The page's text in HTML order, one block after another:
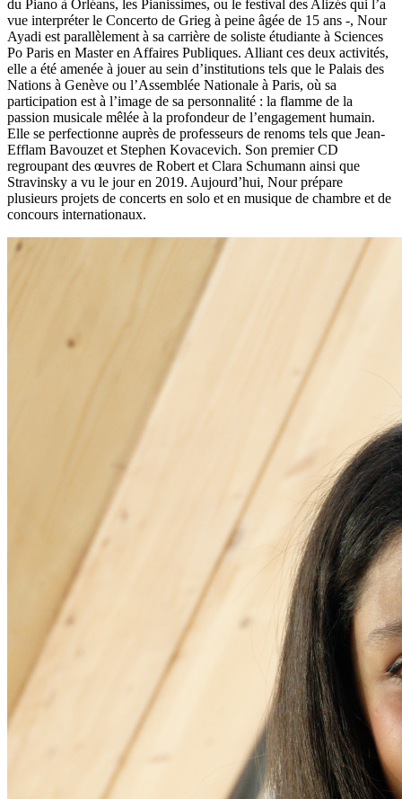
du Piano à Orléans, les Pianissimes, ou le festival des Alizés qui l’a
vue interpréter le Concerto de Grieg à peine âgée de 15 ans -, Nour
Ayadi est parallèlement à sa carrière de soliste étudiante à Sciences
Po Paris en Master en Affaires Publiques. Alliant ces deux activités,
elle a été amenée à jouer au sein d’institutions tels que le Palais des
Nations à Genève ou l’Assemblée Nationale à Paris, où sa
participation est à l’image de sa personnalité : la flamme de la
passion musicale mêlée à la profondeur de l’engagement humain.
Elle se perfectionne auprès de professeurs de renoms tels que Jean-
Efflam Bavouzet et Stephen Kovacevich. Son premier CD
regroupant des œuvres de Robert et Clara Schumann ainsi que
Stravinsky a vu le jour en 2019. Aujourd’hui, Nour prépare
plusieurs projets de concerts en solo et en musique de chambre et de
concours internationaux.